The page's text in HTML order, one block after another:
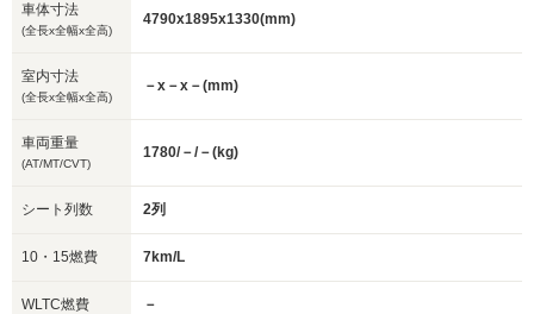
車体寸法
(全長x全幅x全高)
4790x1895x1330(mm)
室内寸法
(全長x全幅x全高)
－x－x－(mm)
車両重量
(AT/MT/CVT)
1780/－/－(kg)
シート列数 2列
10・15燃費 7km/L
WLTC燃費 －